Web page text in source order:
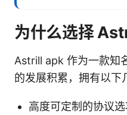
为什么选择
Astrill apk 作为一款知
的发展积累，拥有以下
高度可定制的协议选